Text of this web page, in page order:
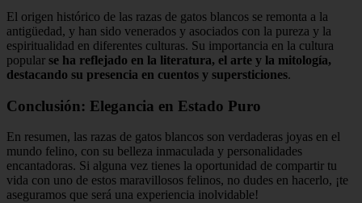
El origen histórico de las razas de gatos blancos se remonta a la
antigüedad, y han sido venerados y asociados con la pureza y la
espiritualidad en diferentes culturas. Su importancia en la cultura
popular se ha reflejado en la literatura, el arte y la mitología,
destacando su presencia en cuentos y supersticiones.
Conclusión: Elegancia en Estado Puro
En resumen, las razas de gatos blancos son verdaderas joyas en el
mundo felino, con su belleza inmaculada y personalidades
encantadoras. Si alguna vez tienes la oportunidad de compartir tu
vida con uno de estos maravillosos felinos, no dudes en hacerlo, ¡te
aseguramos que será una experiencia inolvidable!